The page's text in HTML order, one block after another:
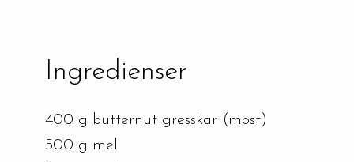
Ingredienser
400 g butternut gresskar (most)
500 g mel